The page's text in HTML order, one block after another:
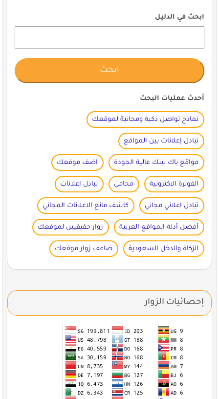
ابحث في الدليل
أحدث عمليات البحث
نماذج تواصل ذكية ومجانية لموقعك
تبادل إعلانات بين المواقع
مواقع باك لينك عالية الجودة اضف موقعك
الفوترة الاكترونية محامي تبادل اعلانات
تبادل اعلاني مجاني كاشف مانع الاعلانات المجاني
أفضل أدلة المواقع العربية زوار حقيقيين لموقعك
الزكاة والدخل السعودية ضاعف زوار موقعك
إحصائيات الزوار